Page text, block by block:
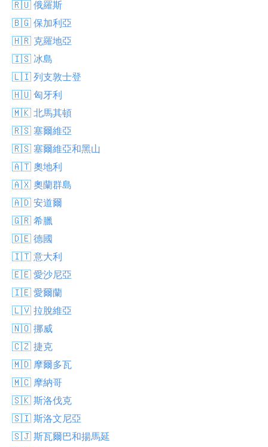
🇷🇺 俄羅斯
🇧🇬 保加利亞
🇭🇷 克羅地亞
🇮🇸 冰島
🇱🇮 列支敦士登
🇭🇺 匈牙利
🇲🇰 北馬其頓
🇷🇸 塞爾維亞
🇷🇸 塞爾維亞和黑山
🇦🇹 奧地利
🇦🇽 奧蘭群島
🇦🇩 安道爾
🇬🇷 希臘
🇩🇪 德國
🇮🇹 意大利
🇪🇪 愛沙尼亞
🇮🇪 愛爾蘭
🇱🇻 拉脫維亞
🇳🇴 挪威
🇨🇿 捷克
🇲🇩 摩爾多瓦
🇲🇨 摩納哥
🇸🇰 斯洛伐克
🇸🇮 斯洛文尼亞
🇸🇯 斯瓦爾巴和揚馬延